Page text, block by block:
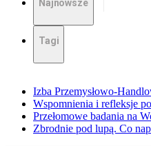
Najnowsze
Tagi
Izba Przemysłowo-
Wspomnienia i refleksje
Przełomowe badania na
Zbrodnie pod lupą. Co